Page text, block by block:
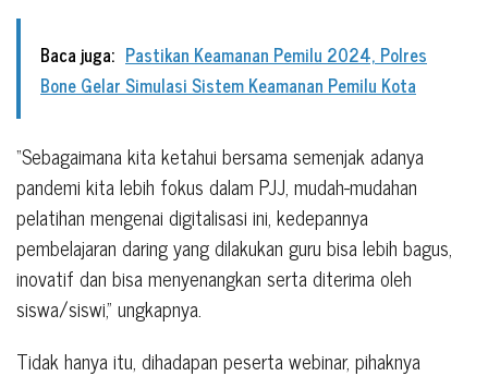
Baca juga: Pastikan Keamanan Pemilu 2024, Polres
Bone Gelar Simulasi Sistem Keamanan Pemilu Kota
“Sebagaimana kita ketahui bersama semenjak adanya
pandemi kita lebih fokus dalam PJJ, mudah-mudahan
pelatihan mengenai digitalisasi ini, kedepannya
pembelajaran daring yang dilakukan guru bisa lebih bagus,
inovatif dan bisa menyenangkan serta diterima oleh
siswa/siswi,” ungkapnya.
Tidak hanya itu, dihadapan peserta webinar, pihaknya